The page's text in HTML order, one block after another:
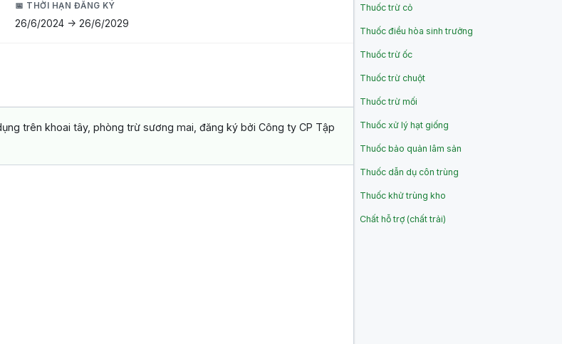
📅 THỜI HẠN ĐĂNG KÝ
26/6/2024 -> 26/6/2029
trên khoai tây, phòng trừ sương mai, đăng ký bởi Công ty CP Tập
Thuốc trừ cỏ
Thuốc điều hòa sinh trưởng
Thuốc trừ ốc
Thuốc trừ chuột
Thuốc trừ mối
Thuốc xử lý hạt giống
Thuốc bảo quản lâm sản
Thuốc dẫn dụ côn trùng
Thuốc khử trùng kho
Chất hỗ trợ (chất trải)